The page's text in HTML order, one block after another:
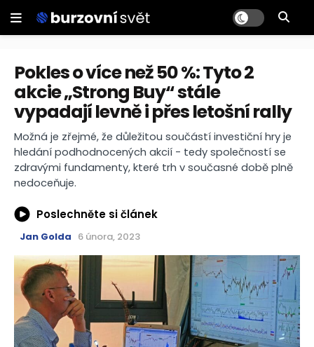
Pokles o více než 50 %: Tyto 2
akcie „Strong Buy“ stále
vypadají levně i přes letošní rally
Možná je zřejmé, že důležitou součástí investiční hry je
hledání podhodnocených akcií - tedy společností se
zdravými fundamenty, které trh v současné době plně
nedoceňuje.
Poslechněte si článek
Jan Golda 6 února, 2023